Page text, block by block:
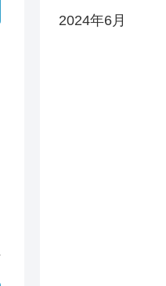
2024年6月